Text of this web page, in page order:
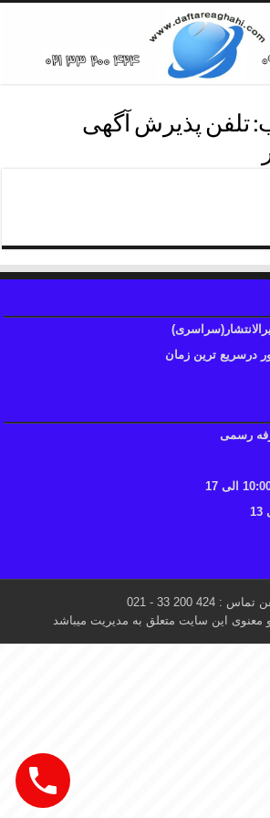
تلفن پذیرش آگهی
درسریع ترین زمان
رسمی
: 424 200 33 - 021
معنوی این سایت متعلق به مدیریت میباشد